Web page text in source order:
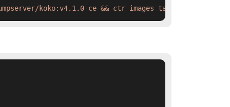
koko:v4.1.0-ce && ctr images tag  swr.cn-